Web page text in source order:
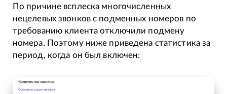
По причине всплеска многочисленных
нецелевых звонков с подменных номеров по
требованию клиента отключили подмену
номера. Поэтому ниже приведена статистика за
период, когда он был включен: